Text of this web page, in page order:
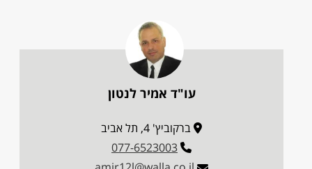
עו"ד אמיר לנטון
ברקוביץ' 4, תל אביב
077-6523003